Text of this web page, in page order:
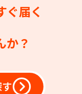
ぐ届く
か？